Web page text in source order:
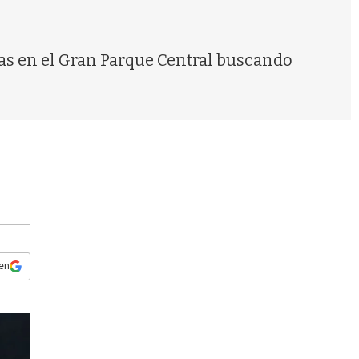
en el Gran Parque Central buscando